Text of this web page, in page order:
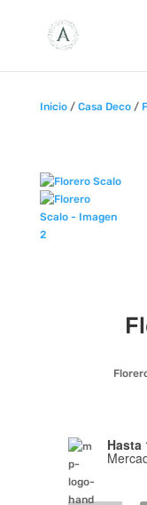
Inicio/ Casa Deco/
Hasta
Florero
Scalo